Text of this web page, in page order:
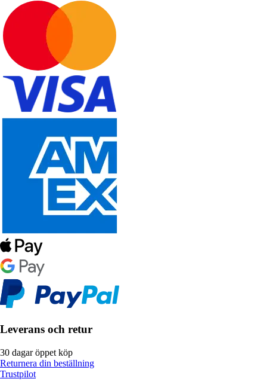
Leverans och retur
30 dagar öppet köp
Returnera din beställning
Trustpilot